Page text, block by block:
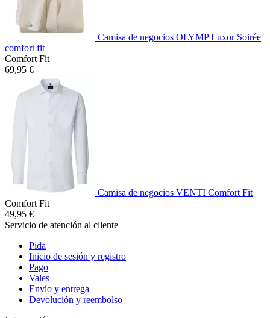
Camisa de negocios OLYMP Luxor Soirée
comfort fit
Comfort Fit
69,95 €
Camisa de negocios VENTI Comfort Fit
Comfort Fit
49,95 €
Servicio de atención al cliente
Pida
Inicio de sesión y registro
Pago
Vales
Envío y entrega
Devolución y reembolso